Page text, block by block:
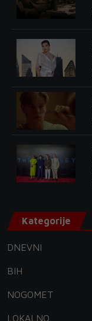
Kategorije
DNEVNI
BIH
NOGOMET
LOKALNO